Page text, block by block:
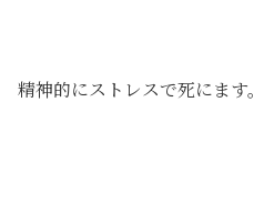
精神的にストレスで死にます。